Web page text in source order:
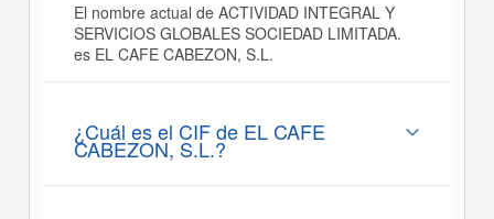
El nombre actual de ACTIVIDAD INTEGRAL Y
SERVICIOS GLOBALES SOCIEDAD LIMITADA.
es EL CAFE CABEZON, S.L.
¿Cuál es el CIF de EL CAFE
CABEZON, S.L.?